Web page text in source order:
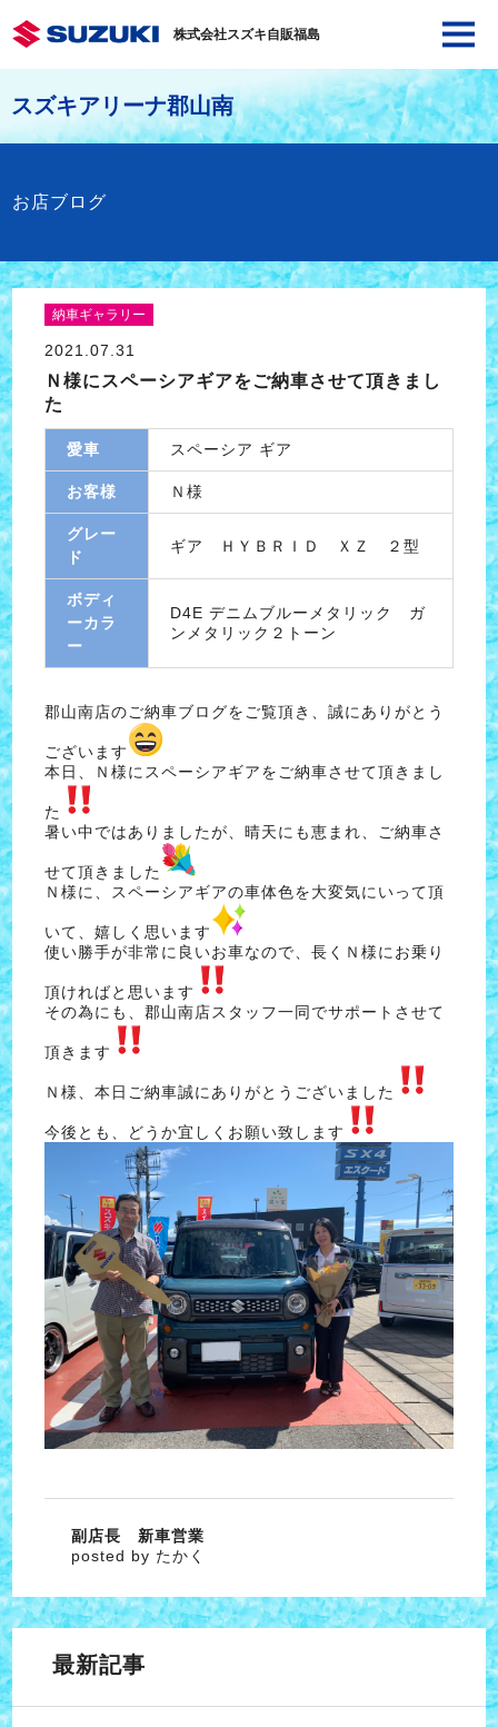
株式会社スズキ自販福島
スズキアリーナ郡山南
お店ブログ
納車ギャラリー
2021.07.31
Ｎ様にスペーシアギアをご納車させて頂きまし
た
愛車 スペーシア ギア
お客様 Ｎ様
グレー
ド
ギア ＨＹＢＲＩＤ ＸＺ ２型
ボディ
ーカラ
ー
D4E デニムブルーメタリック ガ
ンメタリック２トーン
郡山南店のご納車ブログをご覧頂き、誠にありがとう
ございます
本日、Ｎ様にスペーシアギアをご納車させて頂きまし
た
暑い中ではありましたが、晴天にも恵まれ、ご納車さ
せて頂きました
Ｎ様に、スペーシアギアの車体色を大変気にいって頂
いて、嬉しく思います
使い勝手が非常に良いお車なので、長くＮ様にお乗り
頂ければと思います
その為にも、郡山南店スタッフ一同でサポートさせて
頂きます
Ｎ様、本日ご納車誠にありがとうございました
今後とも、どうか宜しくお願い致します
副店長 新車営業
posted by たかく
最新記事